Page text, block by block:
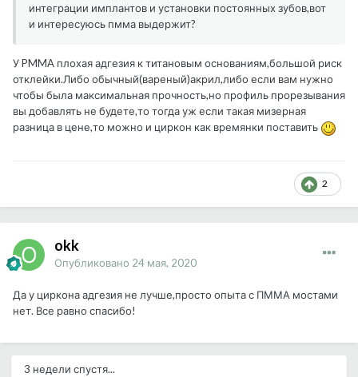
интеграции имплантов и установки постоянных зубов,вот
и интересуюсь пмма выдержит?
У PMMA плохая адгезия к титановым основаниям,большой риск
отклейки.Либо обычный(вареный)акрил,либо если вам нужно
чтобы была максимальная прочность,но профиль прорезывания
вы добавлять не будете,то тогда уж если такая мизерная
разница в цене,то можно и циркон как времянки поставить
2
okk
Опубликовано 24 мая, 2020
Да у циркона адгезия не лучше,просто опыта с ПММА мостами
нет. Все равно спасибо!
3 недели спустя...